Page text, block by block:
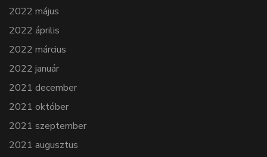
2022 május
2022 április
2022 március
2022 január
2021 december
2021 október
2021 szeptember
2021 augusztus